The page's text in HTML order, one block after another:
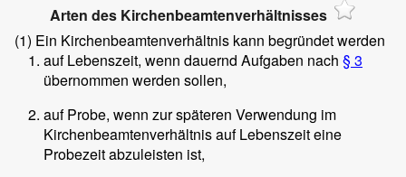
Arten des Kirchenbeamtenverhältnisses
(1) Ein Kirchenbeamtenverhältnis kann begründet werden
auf Lebenszeit, wenn dauernd Aufgaben nach § 3
übernommen werden sollen,
auf Probe, wenn zur späteren Verwendung im
Kirchenbeamtenverhältnis auf Lebenszeit eine
Probezeit abzuleisten ist,